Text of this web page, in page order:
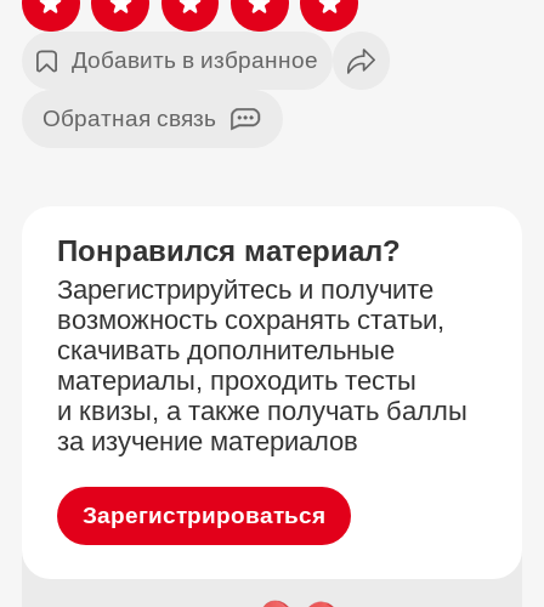
Добавить в избранное
Обратная связь
Понравился материал?
Зарегистрируйтесь и получите
возможность сохранять статьи,
скачивать дополнительные
материалы, проходить тесты
и квизы, а также получать баллы
за изучение материалов
Зарегистрироваться